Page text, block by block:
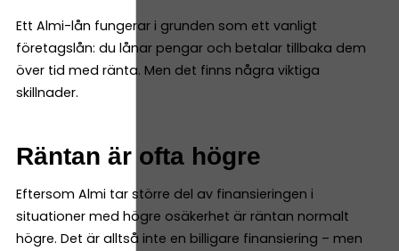
Ett Almi-lån fungerar i grunden som ett vanligt
företagslån: du lånar pengar och betalar tillbaka dem
över tid med ränta. Men det finns några viktiga
skillnader.
Räntan är ofta högre
Eftersom Almi tar större del av finansieringen i
situationer med högre osäkerhet är räntan normalt
högre. Det är alltså inte en billigare finansiering – men